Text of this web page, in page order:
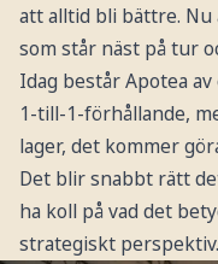
att alltid bli bättre. Nu
som står näst på tur
Idag består Apotea
1-till-1-förhållande,
lager, det kommer
Det blir snabbt rätt
ha koll på vad det
strategiskt perspektiv.